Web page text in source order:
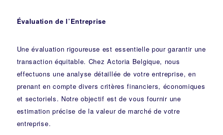
Évaluation de l’Entreprise
Une évaluation rigoureuse est essentielle pour garantir une
transaction équitable. Chez Actoria Belgique, nous
effectuons une analyse détaillée de votre entreprise, en
prenant en compte divers critères financiers, économiques
et sectoriels. Notre objectif est de vous fournir une
estimation précise de la valeur de marché de votre
entreprise.